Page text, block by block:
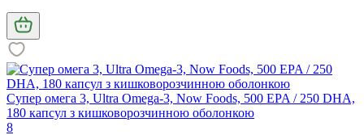
Супер омега 3, Ultra Omega-3, Now Foods, 500 EPA / 250 DHA,
180 капсул з кишковорозчинною оболонкою
8